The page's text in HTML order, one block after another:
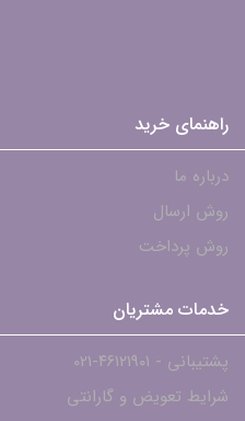
راهنمای خرید
درباره ما
روش ارسال
روش پرداخت
خدمات مشتریان
پشتیبانی - ۴۶۱۲۱۹۰۱-021
شرایط تعویض و گارانتی